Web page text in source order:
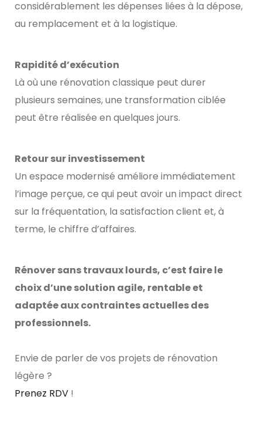
considérablement les dépenses liées à la dépose,
au remplacement et à la logistique.
Rapidité d’exécution
Là où une rénovation classique peut durer
plusieurs semaines, une transformation ciblée
peut être réalisée en quelques jours.
Retour sur investissement
Un espace modernisé améliore immédiatement
l’image perçue, ce qui peut avoir un impact direct
sur la fréquentation, la satisfaction client et, à
terme, le chiffre d’affaires.
Rénover sans travaux lourds, c’est faire le
choix d’une solution agile, rentable et
adaptée aux contraintes actuelles des
professionnels.
Envie de parler de vos projets de rénovation
légère ?
Prenez RDV !